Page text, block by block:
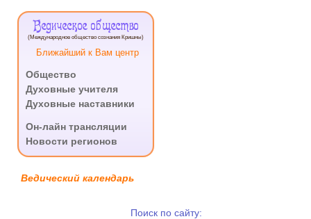
Ведическое общество
(Международное общество сознания Кришны)
Ближайший к Вам центр
Общество
Духовные учителя
Духовные наставники
Он-лайн трансляции
Новости регионов
Ведический календарь
Поиск по сайту: